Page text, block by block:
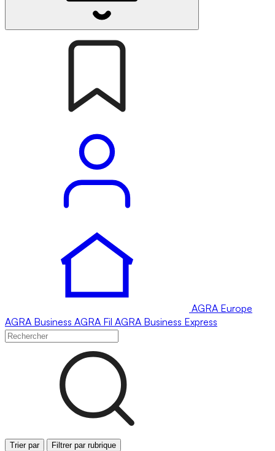
AGRA Europe
AGRA Business AGRA Fil AGRA Business Express
Trier par Filtrer par rubrique